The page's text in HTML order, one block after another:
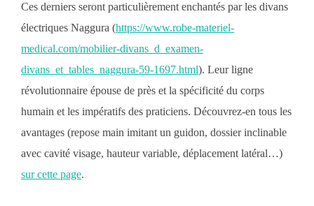
Ces derniers seront particulièrement enchantés par les divans
électriques Naggura (https://www.robe-materiel-
medical.com/mobilier-divans_d_examen-
divans_et_tables_naggura-59-1697.html). Leur ligne
révolutionnaire épouse de près et la spécificité du corps
humain et les impératifs des praticiens. Découvrez-en tous les
avantages (repose main imitant un guidon, dossier inclinable
avec cavité visage, hauteur variable, déplacement latéral…)
sur cette page.